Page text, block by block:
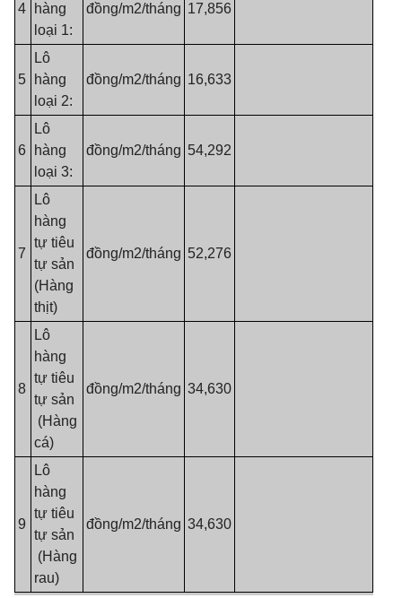
4
hàng
loại 1:
đồng/m2/tháng 17,856
5
Lô
hàng
loại 2:
đồng/m2/tháng 16,633
6
Lô
hàng
loại 3:
đồng/m2/tháng 54,292
7
Lô
hàng
tự tiêu
tự sản
(Hàng
thịt)
đồng/m2/tháng 52,276
8
Lô
hàng
tự tiêu
tự sản
(Hàng
cá)
đồng/m2/tháng 34,630
9
Lô
hàng
tự tiêu
tự sản
(Hàng
rau)
đồng/m2/tháng 34,630